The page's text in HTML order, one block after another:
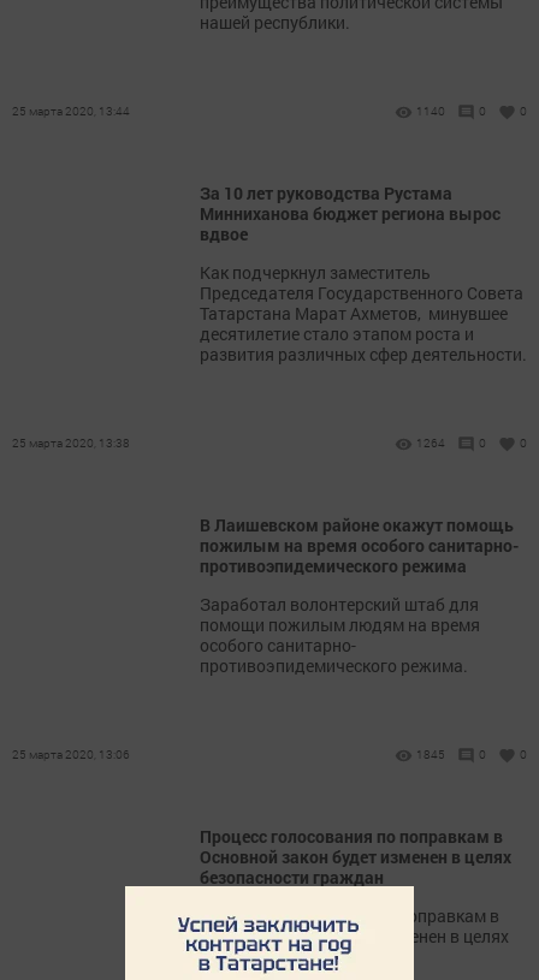
нашей республики.
25 марта 2020, 13:44 1140 0 0
За 10 лет руководства Рустама
Минниханова бюджет региона вырос
вдвое
Как подчеркнул заместитель
Председателя Государственного Совета
Татарстана Марат Ахметов, минувшее
десятилетие стало этапом роста и
развития различных сфер деятельности.
25 марта 2020, 13:38 1264 0 0
В Лаишевском районе окажут помощь
пожилым на время особого санитарно-
противоэпидемического режима
Заработал волонтерский штаб для
помощи пожилым людям на время
особого санитарно-
противоэпидемического режима.
25 марта 2020, 13:06 1845 0 0
​​​​​​​Процесс голосования по поправкам в
Основной закон будет изменен в целях
безопасности граждан
Процесс голосования по поправкам в
Основной закон будет изменен в целях
безопасности граждан.